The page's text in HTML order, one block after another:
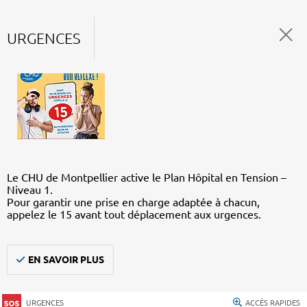
URGENCES
Le CHU de Montpellier active le Plan Hôpital en Tension –
Niveau 1.
Pour garantir une prise en charge adaptée à chacun,
appelez le 15 avant tout déplacement aux urgences.
EN SAVOIR PLUS
URGENCES ACCÈS RAPIDES